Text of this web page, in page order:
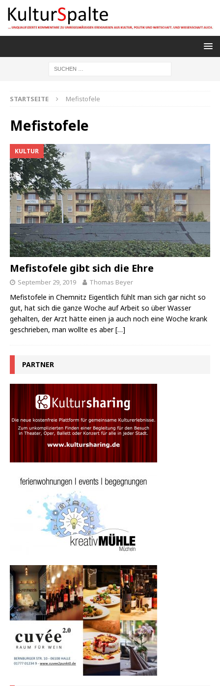
STARTSEITE Mefistofele
Mefistofele
KULTUR
Mefistofele gibt sich die Ehre
September 29, 2019 Thomas Beyer
Mefistofele in Chemnitz Eigentlich fühlt man sich gar nicht so
gut, hat sich die ganze Woche auf Arbeit so über Wasser
gehalten, der Arzt hätte einen ja auch noch eine Woche krank
geschrieben, man wollte es aber[…]
PARTNER